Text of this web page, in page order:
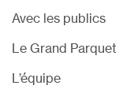
Avec les publics
Le Grand Parquet
L’équipe